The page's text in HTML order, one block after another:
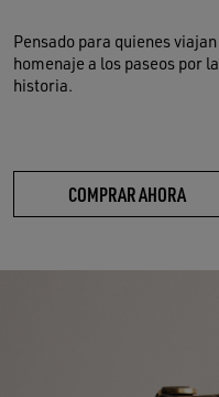
Pensado para quienes
homenaje a los paseos por
historia.
COMPRAR AHORA